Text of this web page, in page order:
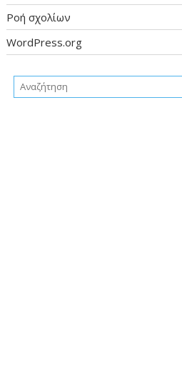
Ροή σχολίων
WordPress.org